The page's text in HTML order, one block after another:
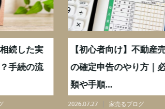
た実
の流
【初心者向け】不動産売却後
の確定申告のやり方｜必要書
類や手順...
2026.07.27 家売るブログ